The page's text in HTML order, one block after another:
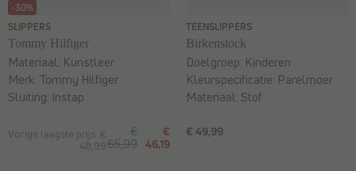
-30%
SLIPPERS
Tommy Hilfiger
Vorige laagste prijs: €
48,99
€
65,99
€
46,19
Materiaal: Kunstleer
Merk: Tommy Hilfiger
Sluiting: Instap
TEENSLIPPERS
Birkenstock
€ 49,99
Doelgroep: Kinderen
Kleurspecificatie: Parelmoer
Materiaal: Stof